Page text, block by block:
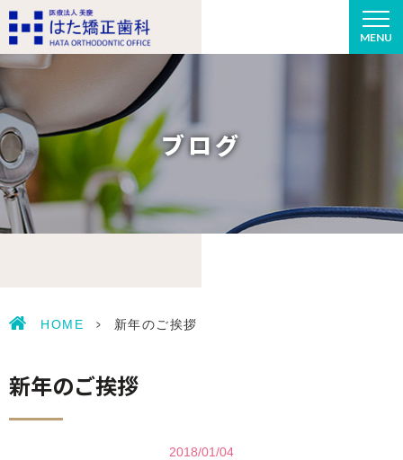
MENU
ブログ
HOME > 新年のご挨拶
新年のご挨拶
2018/01/04